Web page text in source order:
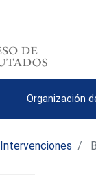
Organización
Intervenciones